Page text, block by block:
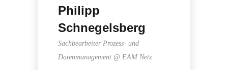
Philipp
Schnegelsberg
Sachbearbeiter Prozess- und
Datenmanagement @ EAM Netz